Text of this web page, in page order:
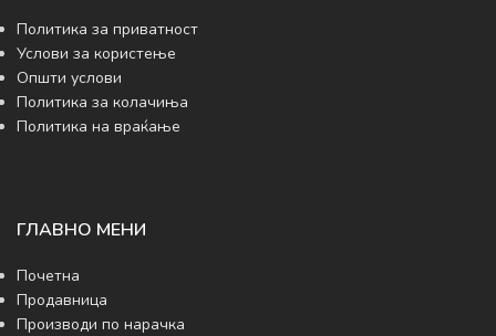
Политика за приватност
Услови за користење
Општи услови
Политика за колачиња
Политика на враќање
ГЛАВНО МЕНИ
Почетна
Продавница
Производи по нарачка